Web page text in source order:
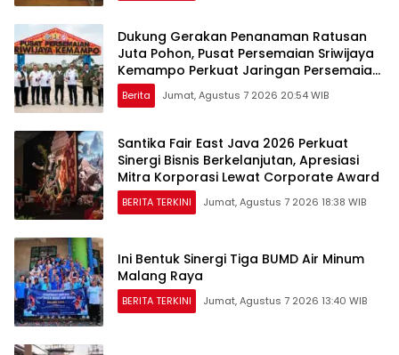
Dukung Gerakan Penanaman Ratusan
Juta Pohon, Pusat Persemaian Sriwijaya
Kemampo Perkuat Jaringan Persemaian
Nasional*
Berita Jumat, Agustus 7 2026 20:54 WIB
Santika Fair East Java 2026 Perkuat
Sinergi Bisnis Berkelanjutan, Apresiasi
Mitra Korporasi Lewat Corporate Award
BERITA TERKINI Jumat, Agustus 7 2026 18:38 WIB
Ini Bentuk Sinergi Tiga BUMD Air Minum
Malang Raya
BERITA TERKINI Jumat, Agustus 7 2026 13:40 WIB